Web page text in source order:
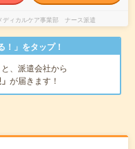
ィカルケア事業部 ナース派遣
」をタップ！
、派遣会社から
が届きます！